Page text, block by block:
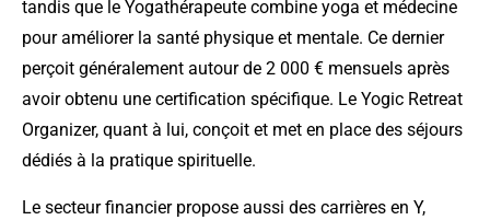
tandis que le Yogathérapeute combine yoga et médecine
pour améliorer la santé physique et mentale. Ce dernier
perçoit généralement autour de 2 000 € mensuels après
avoir obtenu une certification spécifique. Le Yogic Retreat
Organizer, quant à lui, conçoit et met en place des séjours
dédiés à la pratique spirituelle.
Le secteur financier propose aussi des carrières en Y,